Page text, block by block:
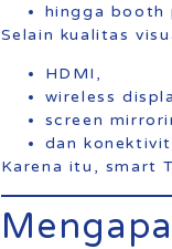
hingga booth
Selain kualitas
HDMI,
wireless
screen
dan
Karena itu, smart